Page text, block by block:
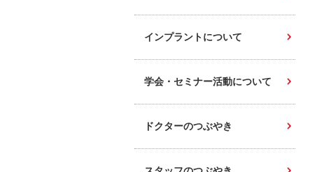
インプラントについて
学会・セミナー活動について
ドクターのつぶやき